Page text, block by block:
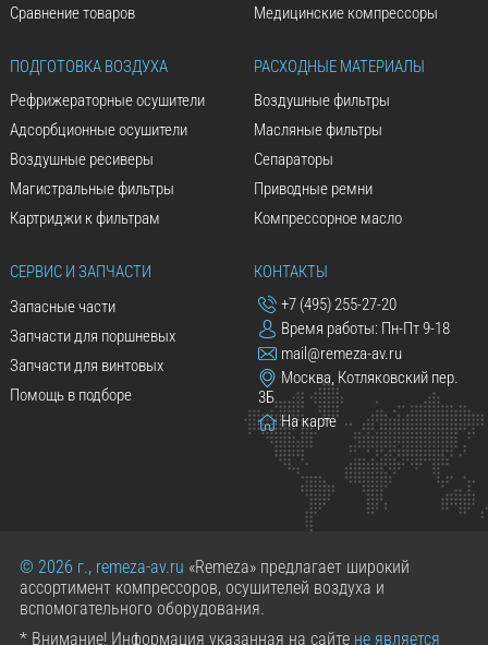
Сравнение товаров
Медицинские компрессоры
ПОДГОТОВКА ВОЗДУХА
Рефрижераторные осушители
Адсорбционные осушители
Воздушные ресиверы
Магистральные фильтры
Картриджи к фильтрам
РАСХОДНЫЕ МАТЕРИАЛЫ
Воздушные фильтры
Масляные фильтры
Сепараторы
Приводные ремни
Компрессорное масло
СЕРВИС И ЗАПЧАСТИ
Запасные части
Запчасти для поршневых
Запчасти для винтовых
Помощь в подборе
КОНТАКТЫ
+7 (495) 255-27-20
Время работы: Пн-Пт 9-18
mail@remeza-av.ru
Москва, Котляковский пер.
3Б
На карте
© 2026 г., remeza-av.ru «Remeza» предлагает широкий
ассортимент компрессоров, осушителей воздуха и
вспомогательного оборудования.
* Внимание! Информация указанная на сайте не является